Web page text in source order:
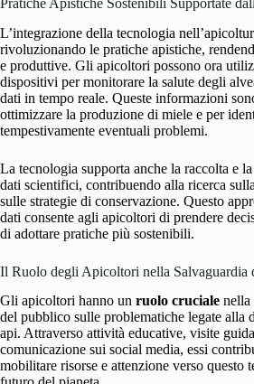
L’integrazione della tecnologia
rivoluzionando le pratiche apistiche,
e produttive. Gli apicoltori possono ora
dispositivi per monitorare la salute degli
dati in tempo reale. Queste informazioni
ottimizzare la produzione di miele e per
tempestivamente eventuali problemi.
La tecnologia supporta anche la raccolta e
dati scientifici, contribuendo alla ricerca
sulle strategie di conservazione. Questo
dati consente agli apicoltori di prendere
di adottare pratiche più sostenibili.
Il Ruolo degli Apicoltori nella Salvaguardia
Gli apicoltori hanno un ruolo cruciale nella
del pubblico sulle problematiche legate alla
api. Attraverso attività educative, visite
comunicazione sui social media, essi
mobilitare risorse e attenzione verso questo